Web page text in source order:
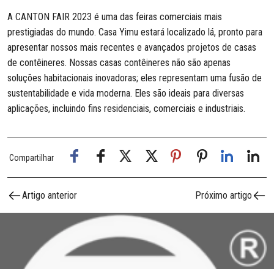
A CANTON FAIR 2023 é uma das feiras comerciais mais
prestigiadas do mundo. Casa Yimu estará localizado lá, pronto para
apresentar nossos mais recentes e avançados projetos de casas
de contêineres. Nossas casas contêineres não são apenas
soluções habitacionais inovadoras; eles representam uma fusão de
sustentabilidade e vida moderna. Eles são ideais para diversas
aplicações, incluindo fins residenciais, comerciais e industriais.
Compartilhar
Artigo anterior Próximo artigo